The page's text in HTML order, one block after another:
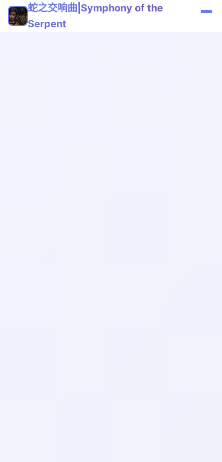
蛇之交响曲|Symphony of the
Serpent